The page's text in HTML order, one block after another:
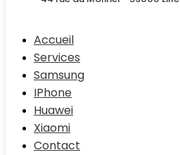
Accueil
Services
Samsung
IPhone
Huawei
Xiaomi
Contact